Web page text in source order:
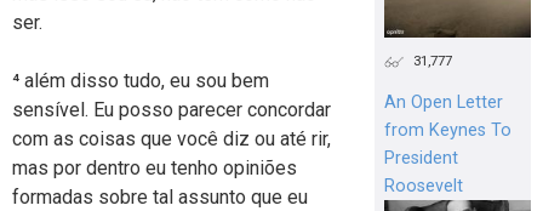
ser.
⁴ além disso tudo, eu sou bem
sensível. Eu posso parecer concordar
com as coisas que você diz ou até rir,
mas por dentro eu tenho opiniões
formadas sobre tal assunto que eu
31,777
An Open Letter
from Keynes To
President
Roosevelt